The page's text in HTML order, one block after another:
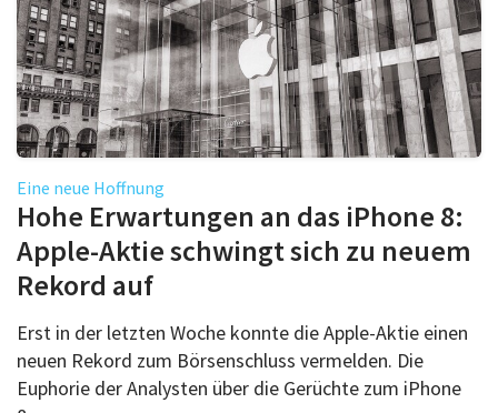
Eine neue Hoffnung
Hohe Erwartungen an das iPhone 8:
Apple-Aktie schwingt sich zu neuem
Rekord auf
Erst in der letzten Woche konnte die Apple-Aktie einen
neuen Rekord zum Börsenschluss vermelden. Die
Euphorie der Analysten über die Gerüchte zum iPhone